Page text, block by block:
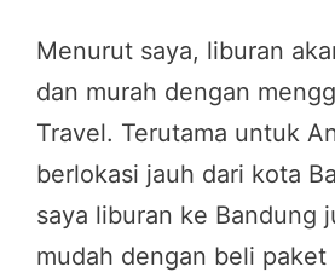
Menurut saya, liburan
dan murah dengan
Travel. Terutama untuk
berlokasi jauh dari kota
saya liburan ke Bandung
mudah dengan beli paket